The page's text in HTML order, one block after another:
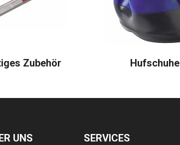
Zubehör Hufschuhe
UNS SERVICES